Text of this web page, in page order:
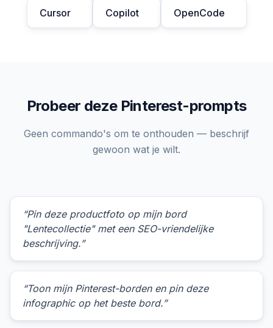
Cursor Copilot OpenCode
Probeer deze Pinterest-prompts
Geen commando's om te onthouden — beschrijf
gewoon wat je wilt.
“Pin deze productfoto op mijn bord
"Lentecollectie" met een SEO-vriendelijke
beschrijving.”
“Toon mijn Pinterest-borden en pin deze
infographic op het beste bord.”